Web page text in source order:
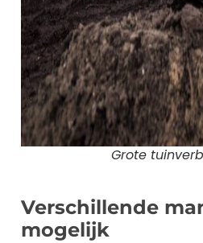
Grote
Verschillende
mogelijk